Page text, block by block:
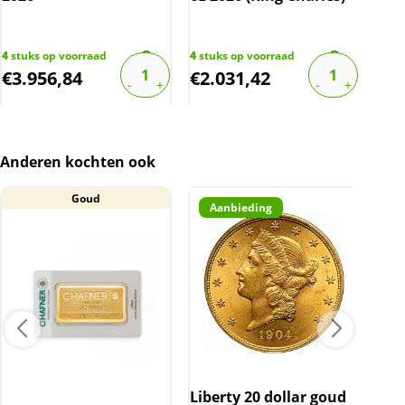
4stuks op voorraad
€3.956,84
4stuks op voorraad
€2.031,42
Anderen kochten ook
Goud
Aanbieding
Liberty 20 dollar goud